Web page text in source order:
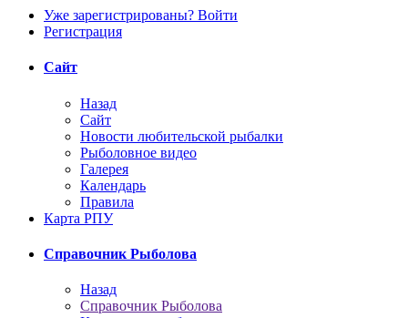
Уже зарегистрированы? Войти
Регистрация
Сайт
Назад
Сайт
Новости любительской рыбалки
Рыболовное видео
Галерея
Календарь
Правила
Карта РПУ
Справочник Рыболова
Назад
Справочник Рыболова